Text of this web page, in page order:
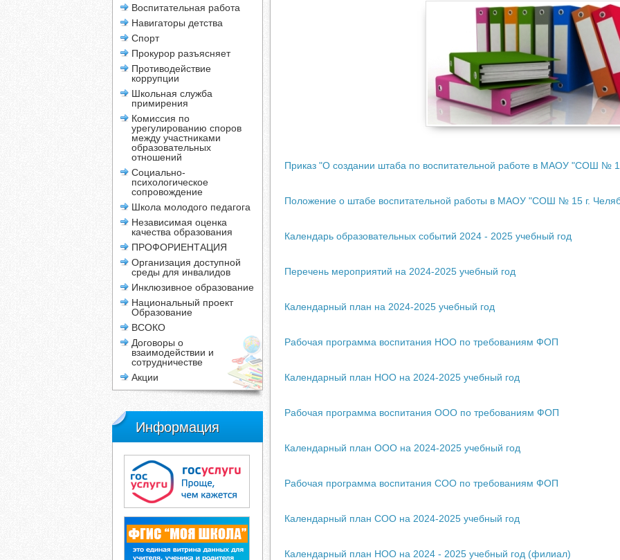
Воспитательная работа
Навигаторы детства
Спорт
Прокурор разъясняет
Противодействие
коррупции
Школьная служба
примирения
Комиссия по
урегулированию споров
между участниками
образовательных
отношений
Социально-
психологическое
сопровождение
Школа молодого педагога
Независимая оценка
качества образования
ПРОФОРИЕНТАЦИЯ
Организация доступной
среды для инвалидов
Инклюзивное образование
Национальный проект
Образование
ВСОКО
Договоры о
взаимодействии и
сотрудничестве
Акции
Информация
Приказ "О создании штаба по воспитательной работе в МАОУ "СОШ №
Положение о штабе воспитательной работы в МАОУ "СОШ № 15 г.
Календарь образовательных событий 2024 - 2025 учебный год
Перечень мероприятий на 2024-2025 учебный год
Календарный план на 2024-2025 учебный год
Рабочая программа воспитания НОО по требованиям ФОП
Календарный план НОО на 2024-2025 учебный год
Рабочая программа воспитания ООО по требованиям ФОП
Календарный план ООО на 2024-2025 учебный год
Рабочая программа воспитания СОО по требованиям ФОП
Календарный план СОО на 2024-2025 учебный год
Календарный план НОО на 2024 - 2025 учебный год (филиал)